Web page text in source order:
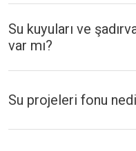
Su kuyuları ve
var mı?
Su projeleri fonu